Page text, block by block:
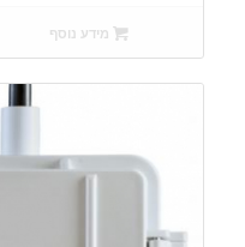
מידע נוסף